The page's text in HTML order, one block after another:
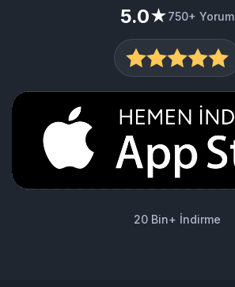
5.0★750+ Yorum
20 Bin+ İndirme